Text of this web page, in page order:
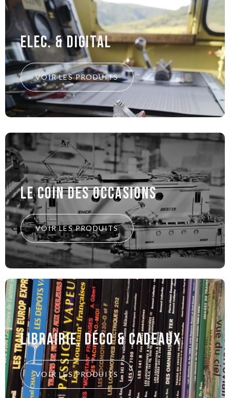
Elec. & Digital
VOIR LES PRODUITS
le coin des Occasions
VOIR LES PRODUITS
Librairie, déco & cadeaux
VOIR LES PRODUITS